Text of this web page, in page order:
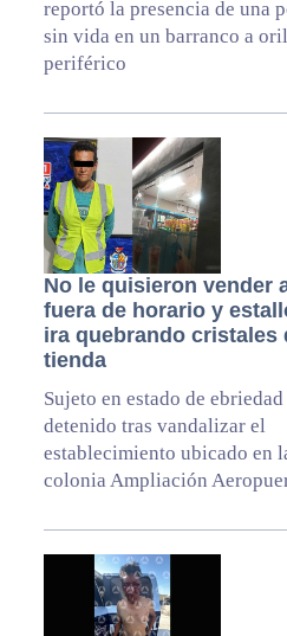
reportó la presencia de una
sin vida en un barranco a
periférico
No le quisieron vender
fuera de horario y
ira quebrando cristales
tienda
Sujeto en estado de
detenido tras vandalizar el
establecimiento ubicado en
colonia Ampliación